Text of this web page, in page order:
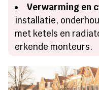
Verwarming en
installatie,
met ketels en
erkende monteurs.